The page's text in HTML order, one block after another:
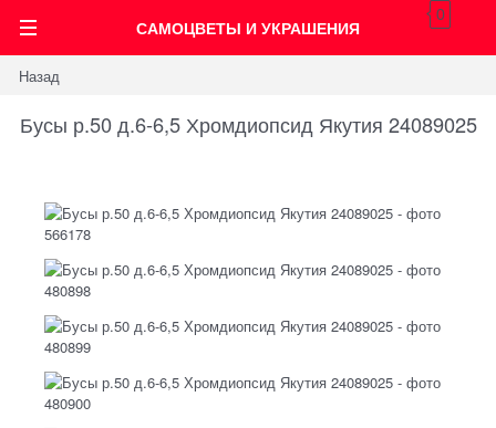
САМОЦВЕТЫ И УКРАШЕНИЯ
0
Назад
Бусы р.50 д.6-6,5 Хромдиопсид Якутия 24089025